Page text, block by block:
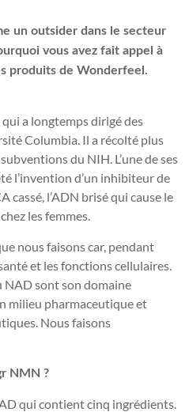
un outsider dans le secteur
vous avez fait appel à
produits de Wonderfeel.
a longtemps dirigé des
Columbia. Il a récolté plus
du NIH. L’une de ses
l’invention d’un inhibiteur de
cassé, l’ADN brisé qui cause le
les femmes.
nous faisons car, pendant
et les fonctions cellulaires.
NAD sont son domaine
milieu pharmaceutique et
Nous faisons
NMN ?
qui contient cinq ingrédients.